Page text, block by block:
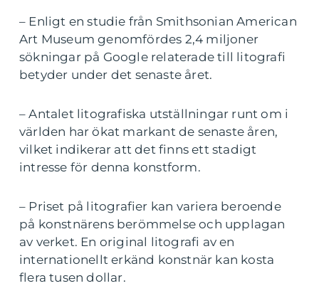
– Enligt en studie från Smithsonian American
Art Museum genomfördes 2,4 miljoner
sökningar på Google relaterade till litografi
betyder under det senaste året.
– Antalet litografiska utställningar runt om i
världen har ökat markant de senaste åren,
vilket indikerar att det finns ett stadigt
intresse för denna konstform.
– Priset på litografier kan variera beroende
på konstnärens berömmelse och upplagan
av verket. En original litografi av en
internationellt erkänd konstnär kan kosta
flera tusen dollar.